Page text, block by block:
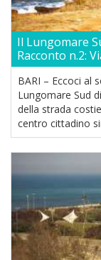
Il Lungomare
Racconto n.2:
BARI – Eccoci al
Lungomare Sud
della strada
centro cittadino